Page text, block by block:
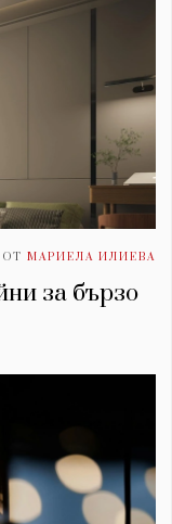
ОТ МАРИЕЛА ИЛИЕВА
за бързо